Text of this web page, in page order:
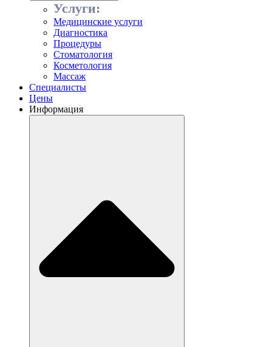
Услуги:
Медицинские услуги
Диагностика
Процедуры
Стоматология
Косметология
Массаж
Специалисты
Цены
Информация